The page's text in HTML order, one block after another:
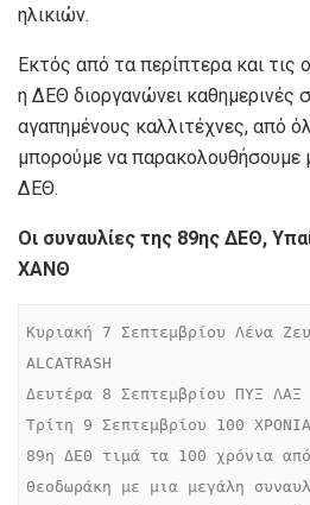
ηλικιών.
Εκτός από τα περίπτερα και τις
η ΔΕΘ διοργανώνει καθημερινές
αγαπημένους καλλιτέχνες, από
μπορούμε να παρακολουθήσουμε
ΔΕΘ.
Οι συναυλίες της 89ης ΔΕΘ,
ΧΑΝΘ
Κυριακή 7 Σεπτεμβρίου Λένα
ALCATRASH
Δευτέρα 8 Σεπτεμβρίου ΠΥΞ ΛΑΞ
Τρίτη 9 Σεπτεμβρίου 100
89η ΔΕΘ τιμά τα 100 χρόνια
Θεοδωράκη με μια μεγάλη